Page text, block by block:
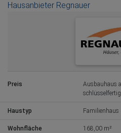
Hausanbieter Regnauer
Preis
Ausbauhaus
Haustyp Familienhaus
Wohnfläche 168,00 m²